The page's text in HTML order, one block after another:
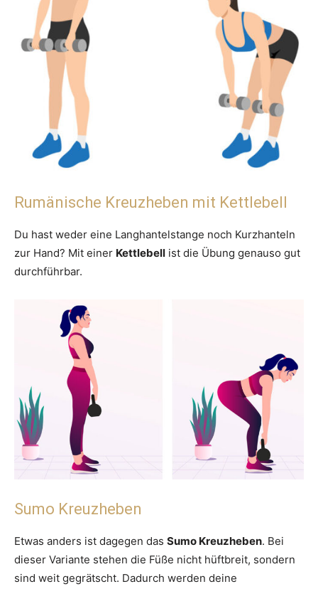
Rumänische Kreuzheben mit Kettlebell
Du hast weder eine Langhantelstange noch Kurzhanteln
zur Hand? Mit einer Kettlebell ist die Übung genauso gut
durchführbar.
Sumo Kreuzheben
Etwas anders ist dagegen das Sumo Kreuzheben. Bei
dieser Variante stehen die Füße nicht hüftbreit, sondern
sind weit gegrätscht. Dadurch werden deine